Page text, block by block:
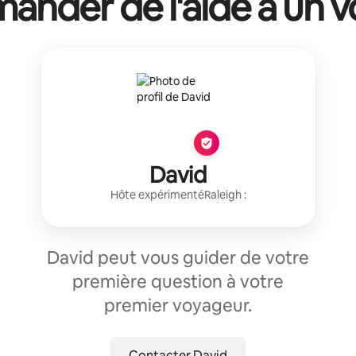
David
Hôte expérimentéRaleigh:
David peut vous guider de votre
première question à votre
premier voyageur.